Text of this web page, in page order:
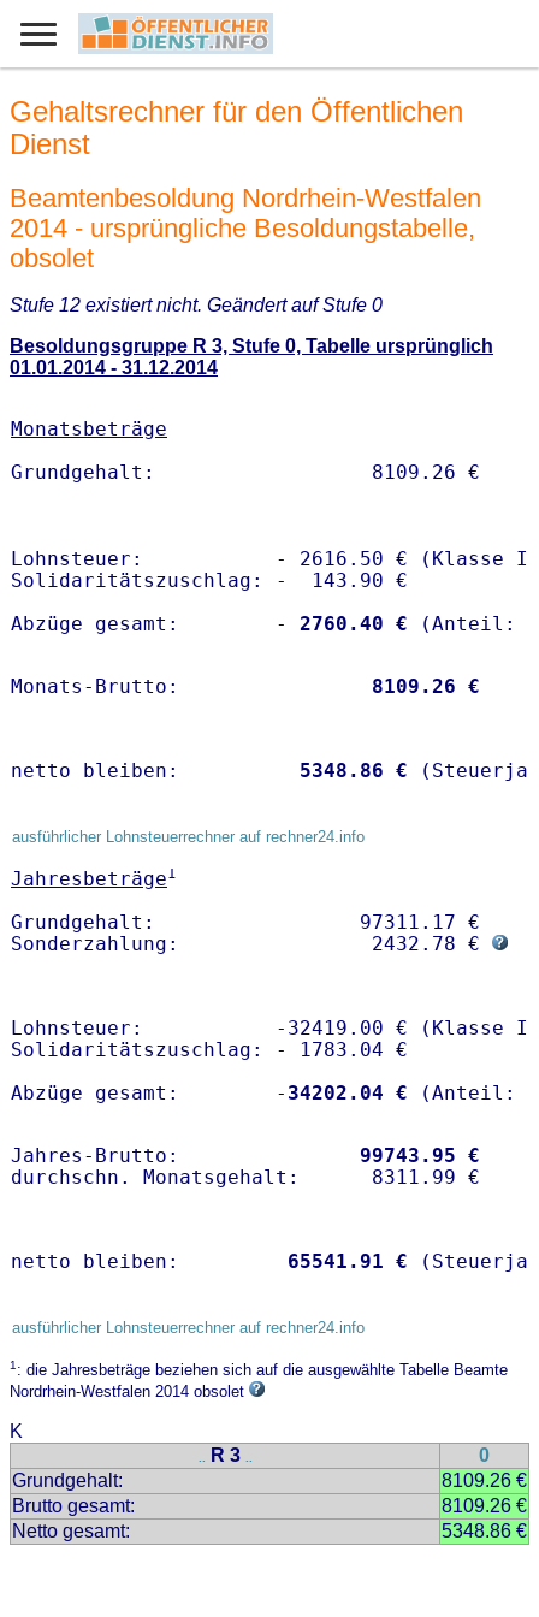
Gehaltsrechner für den Öffentlichen
Dienst
Beamtenbesoldung Nordrhein-Westfalen
2014 - ursprüngliche Besoldungstabelle,
obsolet
Stufe 12 existiert nicht. Geändert auf Stufe 0
Besoldungsgruppe R 3, Stufe 0, Tabelle ursprünglich
01.01.2014 - 31.12.2014
Monatsbeträge
Lohnsteuer:           - 2616.50 € (Klasse I)
Solidaritätszuschlag: -  143.90 €
Abzüge gesamt:        -
2760.40 €
Monats-Brutto: 8109.26 €
netto bleiben: 5348.86 €
ausführlicher Lohnsteuerrechner auf rechner24.info
Jahresbeträge1
Grundgehalt:                 97311.17 €
Sonderzahlung:                2432.78 €
Lohnsteuer:           -32419.00 € (Klasse I)
Solidaritätszuschlag: - 1783.04 €
Abzüge gesamt:        - 34202.04 €
Jahres-Brutto: 99743.95 €
netto bleiben: 65541.91 €
ausführlicher Lohnsteuerrechner auf rechner24.info
1: die Jahresbeträge beziehen sich auf die ausgewählte Tabelle Beamte
Nordrhein-Westfalen 2014 obsolet
K
.. R 3 ..
0
Grundgehalt:
8109.26 €
Brutto gesamt:
8109.26 €
Netto gesamt:
5348.86 €